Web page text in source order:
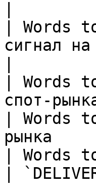
| Words
сигнал
| Words
спот-
| Words
рынка
| Words
|